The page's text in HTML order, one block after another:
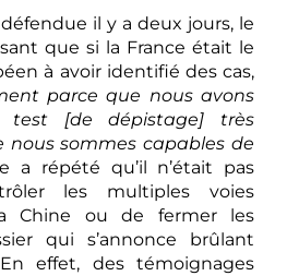
il y a deux jours, le
que si la France était le
à avoir identifié des cas,
parce que nous avons
[de dépistage] très
sommes capables de
a répété qu’il n’était pas
les multiples voies
Chine ou de fermer les
qui s’annonce brûlant
effet, des témoignages